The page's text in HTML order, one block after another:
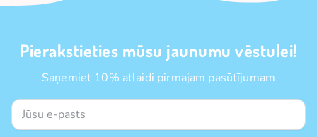
Pierakstieties mūsu jaunumu vēstulei!
Saņemiet 10% atlaidi pirmajam pasūtījumam